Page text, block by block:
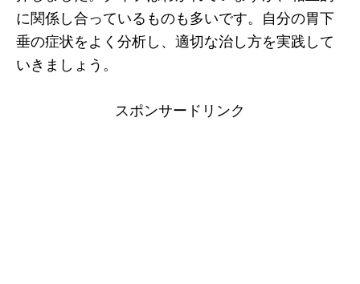
に関係し合っているものも多いです。自分の胃下
垂の症状をよく分析し、適切な治し方を実践して
いきましょう。
スポンサードリンク